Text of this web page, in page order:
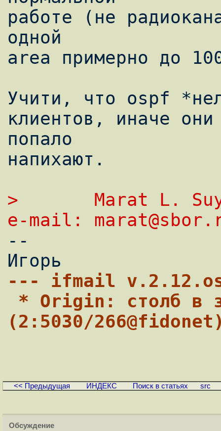
работе (не
одной
area примерно до
Учити, что ospf
клиентов, иначе
попало
напихают.
>       Marat L.
e-mail:
--
--- ifmail
(2:5030/
<< Предыдущая ИНДЕКС Поиск в статьях src
Обсуждение